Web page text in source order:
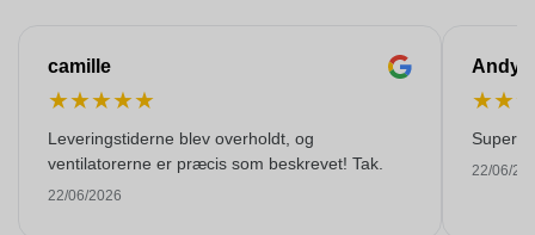
camille
★★★★★
Leveringstiderne blev overholdt, og
ventilatorerne er præcis som beskrevet! Tak.
22/06/2026
Andy
★★
Super
22/06/